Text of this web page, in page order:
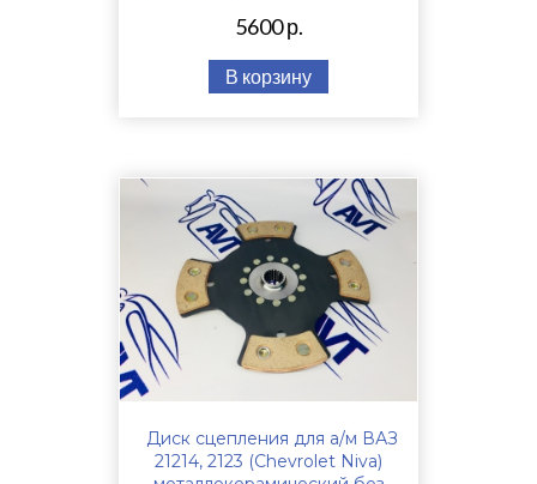
5600 р.
В корзину
Диск сцепления для а/м ВАЗ
21214, 2123 (Chevrolet Niva)